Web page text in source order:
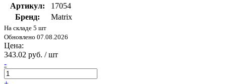
Артикул:
17054
Бренд:
Matrix
На складе 5 шт
Обновлено 07.08.2026
Цена:
343.02 руб. / шт
-